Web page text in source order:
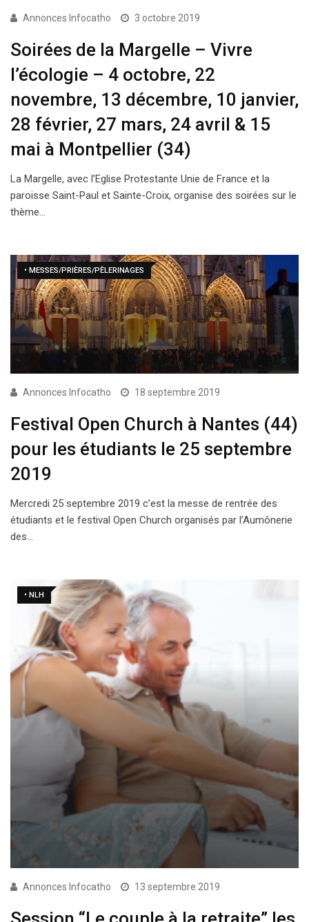
Annonces Infocatho 3 octobre 2019
Soirées de la Margelle – Vivre
l’écologie – 4 octobre, 22
novembre, 13 décembre, 10 janvier,
28 février, 27 mars, 24 avril & 15
mai à Montpellier (34)
La Margelle, avec l’Eglise Protestante Unie de France et la
paroisse Saint-Paul et Sainte-Croix, organise des soirées sur le
thème…
• MESSES/PRIÈRES/PÈLERINAGES
Annonces Infocatho 18 septembre 2019
Festival Open Church à Nantes (44)
pour les étudiants le 25 septembre
2019
Mercredi 25 septembre 2019 c’est la messe de rentrée des
étudiants et le festival Open Church organisés par l’Aumônerie
des…
• NLH
Annonces Infocatho 13 septembre 2019